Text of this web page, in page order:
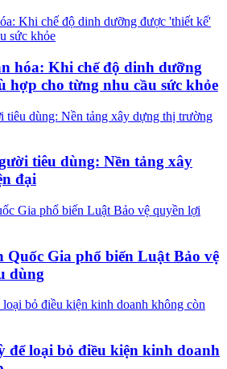
hóa: Khi chế độ dinh dưỡng
cho từng nhu cầu sức khỏe
tiêu dùng: Nền tảng xây
đại
Gia phổ biến Luật Bảo vệ
dùng
để loại bỏ điều kiện kinh doanh